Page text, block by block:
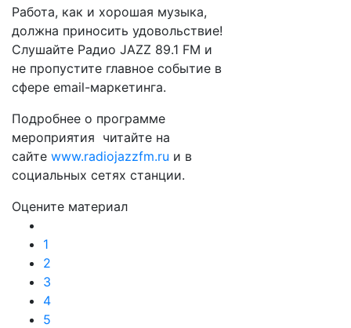
Работа, как и хорошая музыка,
должна приносить удовольствие!
Слушайте Радио JAZZ 89.1 FM и
не пропустите главное событие в
сфере email-маркетинга.
Подробнее о программе
мероприятия читайте на
сайте www.radiojazzfm.ru и в
социальных сетях станции.
Оцените материал
1
2
3
4
5